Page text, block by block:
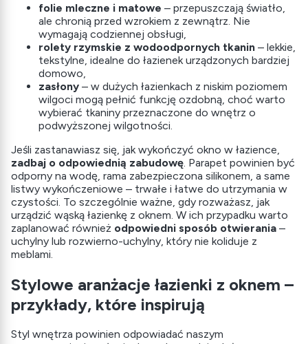
folie mleczne i matowe – przepuszczają światło,
ale chronią przed wzrokiem z zewnątrz. Nie
wymagają codziennej obsługi,
rolety rzymskie z wodoodpornych tkanin – lekkie,
tekstylne, idealne do łazienek urządzonych bardziej
domowo,
zasłony – w dużych łazienkach z niskim poziomem
wilgoci mogą pełnić funkcję ozdobną, choć warto
wybierać tkaniny przeznaczone do wnętrz o
podwyższonej wilgotności.
Jeśli zastanawiasz się, jak wykończyć okno w łazience,
zadbaj o odpowiednią zabudowę . Parapet powinien być
odporny na wodę, rama zabezpieczona silikonem, a same
listwy wykończeniowe – trwałe i łatwe do utrzymania w
czystości. To szczególnie ważne, gdy rozważasz, jak
urządzić wąską łazienkę z oknem. W ich przypadku warto
zaplanować również odpowiedni sposób otwierania –
uchylny lub rozwierno-uchylny, który nie koliduje z
meblami.
Stylowe aranżacje łazienki z oknem –
przykłady, które inspirują
Styl wnętrza powinien odpowiadać naszym